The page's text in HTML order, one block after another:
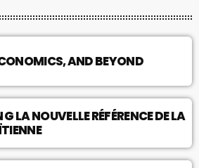
AND BEYOND
DE LA